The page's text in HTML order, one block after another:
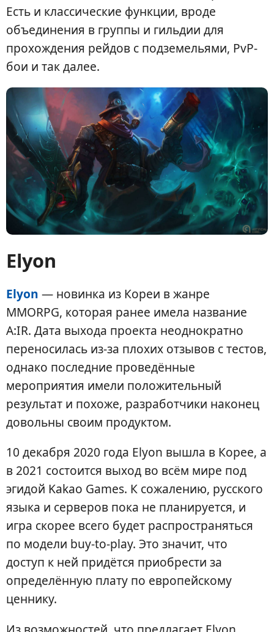
Есть и классические функции, вроде
объединения в группы и гильдии для
прохождения рейдов с подземельями, PvP-
бои и так далее.
Elyon
Elyon — новинка из Кореи в жанре
MMORPG, которая ранее имела название
A:IR. Дата выхода проекта неоднократно
переносилась из-за плохих отзывов с тестов,
однако последние проведённые
мероприятия имели положительный
результат и похоже, разработчики наконец
довольны своим продуктом.
10 декабря 2020 года Elyon вышла в Корее, а
в 2021 состоится выход во всём мире под
эгидой Kakao Games. К сожалению, русского
языка и серверов пока не планируется, и
игра скорее всего будет распространяться
по модели buy-to-play. Это значит, что
доступ к ней придётся приобрести за
определённую плату по европейскому
ценнику.